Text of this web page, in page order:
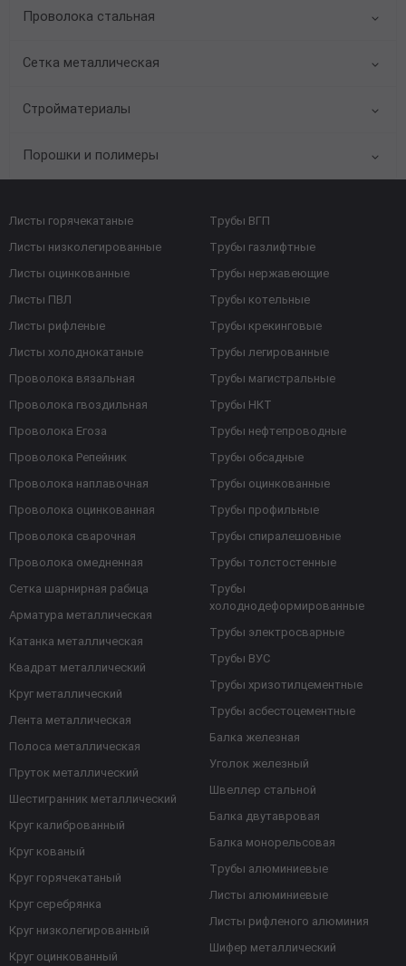
Проволока стальная
Сетка металлическая
Стройматериалы
Порошки и полимеры
Листы горячекатаные
Листы низколегированные
Листы оцинкованные
Листы ПВЛ
Листы рифленые
Листы холоднокатаные
Проволока вязальная
Проволока гвоздильная
Проволока Егоза
Проволока Репейник
Проволока наплавочная
Проволока оцинкованная
Проволока сварочная
Проволока омедненная
Сетка шарнирная рабица
Арматура металлическая
Катанка металлическая
Квадрат металлический
Круг металлический
Лента металлическая
Полоса металлическая
Пруток металлический
Шестигранник металлический
Круг калиброванный
Круг кованый
Круг горячекатаный
Круг серебрянка
Круг низколегированный
Круг оцинкованный
Трубы ВГП
Трубы газлифтные
Трубы нержавеющие
Трубы котельные
Трубы крекинговые
Трубы легированные
Трубы магистральные
Трубы НКТ
Трубы нефтепроводные
Трубы обсадные
Трубы оцинкованные
Трубы профильные
Трубы спиралешовные
Трубы толстостенные
Трубы
холоднодеформированные
Трубы электросварные
Трубы ВУС
Трубы хризотилцементные
Трубы асбестоцементные
Балка железная
Уголок железный
Швеллер стальной
Балка двутавровая
Балка монорельсовая
Трубы алюминиевые
Листы алюминиевые
Листы рифленого алюминия
Шифер металлический